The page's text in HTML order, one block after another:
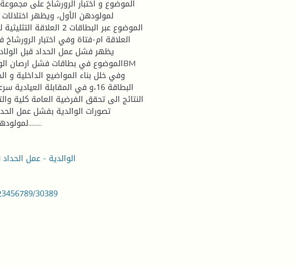
لمولودهن الأول، ويظهر
الموضوع عبر البطاقات 2
البطاقة 16،و في المقابلة
النتائج الى تحقق الفرضية العامة كلية
تصورات الوالدية بفشل عمل
لمولودهن الأول، لدى المبحوثتين سمية ونورة.........
الوالدية - عمل
30389